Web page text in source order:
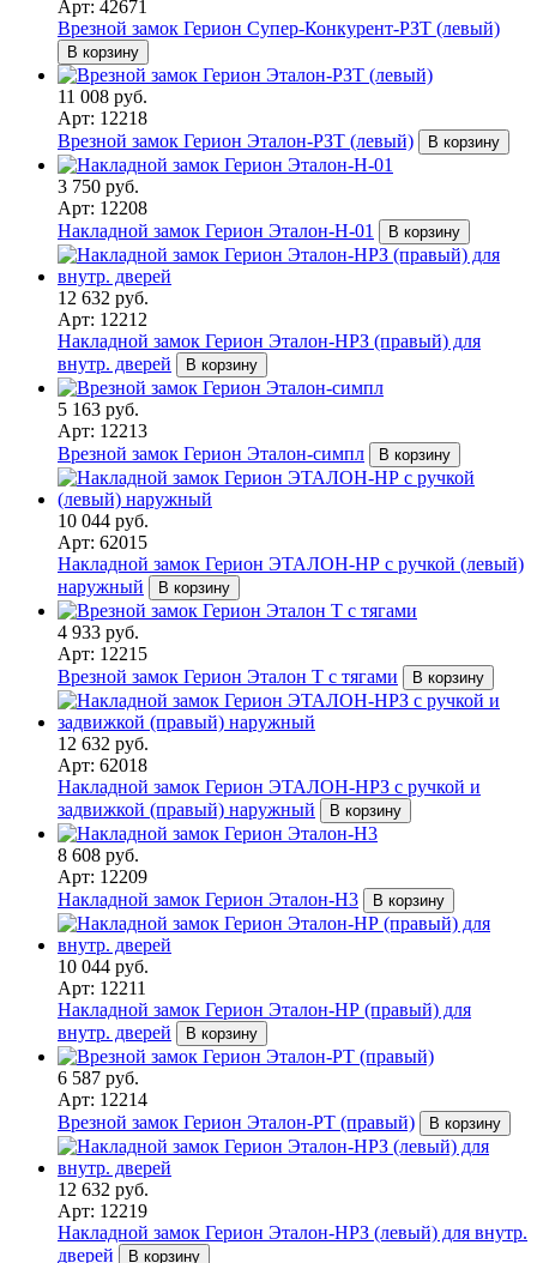
Арт: 42671
Врезной замок Герион Супер-Конкурент-РЗТ (левый)
В корзину
11 008 руб.
Арт: 12218
Врезной замок Герион Эталон-РЗТ (левый)
В корзину
3 750 руб.
Арт: 12208
Накладной замок Герион Эталон-Н-01
В корзину
12 632 руб.
Арт: 12212
Накладной замок Герион Эталон-НРЗ (правый) для
внутр. дверей
В корзину
5 163 руб.
Арт: 12213
Врезной замок Герион Эталон-симпл
В корзину
10 044 руб.
Арт: 62015
Накладной замок Герион ЭТАЛОН-НР с ручкой (левый)
наружный
В корзину
4 933 руб.
Арт: 12215
Врезной замок Герион Эталон Т с тягами
В корзину
12 632 руб.
Арт: 62018
Накладной замок Герион ЭТАЛОН-НРЗ с ручкой и
задвижкой (правый) наружный
В корзину
8 608 руб.
Арт: 12209
Накладной замок Герион Эталон-Н3
В корзину
10 044 руб.
Арт: 12211
Накладной замок Герион Эталон-НР (правый) для
внутр. дверей
В корзину
6 587 руб.
Арт: 12214
Врезной замок Герион Эталон-РТ (правый)
В корзину
12 632 руб.
Арт: 12219
Накладной замок Герион Эталон-НРЗ (левый) для внутр.
дверей
В корзину